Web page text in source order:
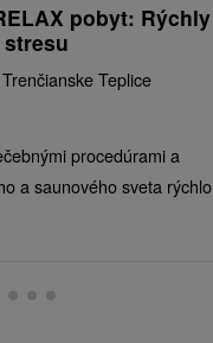
pobyt: Rýchly
Trenčianske Teplice
procedúrami a
a saunového sveta rýchlo